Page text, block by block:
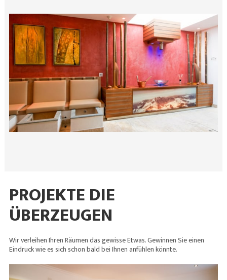
PROJEKTE DIE
ÜBERZEUGEN
Wir verleihen Ihren Räumen das gewisse Etwas. Gewinnen Sie einen
Eindruck wie es sich schon bald bei Ihnen anfühlen könnte.